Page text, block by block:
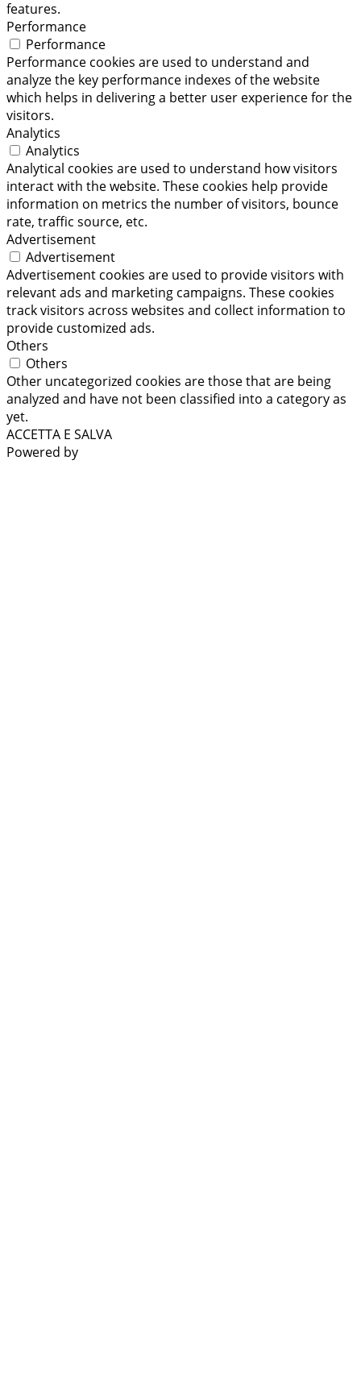
features.
Performance
Performance
Performance cookies are used to understand and
analyze the key performance indexes of the website
which helps in delivering a better user experience for the
visitors.
Analytics
Analytics
Analytical cookies are used to understand how visitors
interact with the website. These cookies help provide
information on metrics the number of visitors, bounce
rate, traffic source, etc.
Advertisement
Advertisement
Advertisement cookies are used to provide visitors with
relevant ads and marketing campaigns. These cookies
track visitors across websites and collect information to
provide customized ads.
Others
Others
Other uncategorized cookies are those that are being
analyzed and have not been classified into a category as
yet.
ACCETTA E SALVA
Powered by